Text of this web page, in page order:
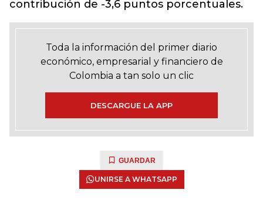
contribución de -3,6 puntos porcentuales.
Toda la información del primer diario
económico, empresarial y financiero de
Colombia a tan solo un clic
DESCARGUE LA APP
GUARDAR
UNIRSE A WHATSAPP